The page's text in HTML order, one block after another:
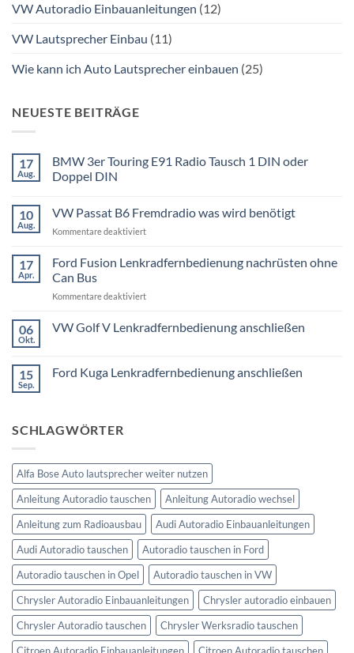
VW Autoradio Einbauanleitungen (12)
VW Lautsprecher Einbau (11)
Wie kann ich Auto Lautsprecher einbauen (25)
NEUESTE BEITRÄGE
17
Aug.
BMW 3er Touring E91 Radio Tausch 1 DIN oder
Doppel DIN
zu
3er
Radio
Tausch
1
DIN
DIN
10
Aug.
VW Passat B6 Fremdradio was wird benötigt
Kommentare deaktiviertfür
Passat
B6
was
benötigt
17
Apr.
Ford Fusion Lenkradfernbedienung nachrüsten ohne
Can Bus
Kommentare deaktiviertfür
Fusion
Lenkradfernbedienung
Can
06
Okt.
VW Golf V Lenkradfernbedienung anschließen
VW
15
Sep.
Ford Kuga Lenkradfernbedienung anschließen
Kuga
SCHLAGWÖRTER
Alfa Bose Auto lautsprecher weiter nutzen
Anleitung Autoradio tauschen
Anleitung Autoradio wechsel
Anleitung zum Radioausbau
Audi Autoradio Einbauanleitungen
Audi Autoradio tauschen
Autoradio tauschen in Ford
Autoradio tauschen in Opel
Autoradio tauschen in VW
Chrysler Autoradio Einbauanleitungen
Chrysler autoradio einbauen
Chrysler Autoradio tauschen
Chrysler Werksradio tauschen